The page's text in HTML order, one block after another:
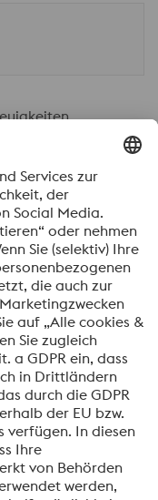
⇗
werden Ihre
der Bearbeitung
zur
Daten sowie zu